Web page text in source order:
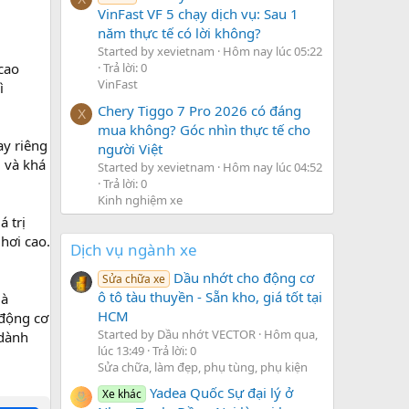
riêng
khá
trị
cao.
cơ
VinFast VF 5 chạy dịch vụ: Sau 1
năm thực tế có lời không?
Started by xevietnam
Hôm nay lúc 05:22
Trả lời: 0
VinFast
X
Chery Tiggo 7 Pro 2026 có đáng
mua không? Góc nhìn thực tế cho
người Việt
Started by xevietnam
Hôm nay lúc 04:52
Trả lời: 0
Kinh nghiệm xe
Dịch vụ ngành xe
Sửa chữa xe Dầu nhớt cho động cơ
ô tô tàu thuyền - Sẵn kho, giá tốt tại
HCM
Started by Dầu nhớt VECTOR Hôm qua,
lúc 13:49 Trả lời: 0
Sửa chữa, làm đẹp, phụ tùng, phụ kiện
Xe khác Yadea Quốc Sự đại lý ở